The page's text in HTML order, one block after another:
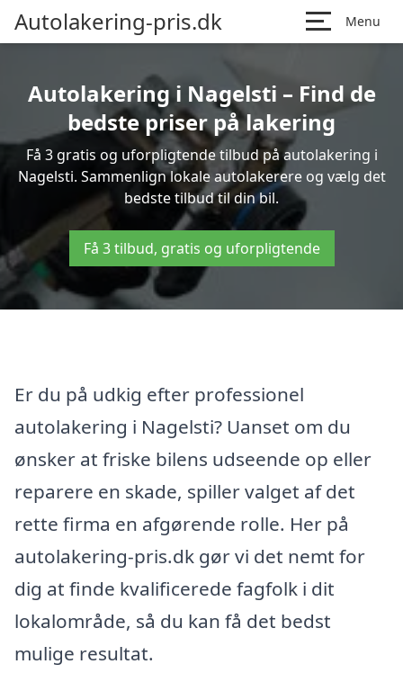
Autolakering-pris.dk Menu
Autolakering i Nagelsti – Find de
bedste priser på lakering
Få 3 gratis og uforpligtende tilbud på autolakering i
Nagelsti. Sammenlign lokale autolakerere og vælg det
bedste tilbud til din bil.
Få 3 tilbud, gratis og uforpligtende
Er du på udkig efter professionel
autolakering i Nagelsti? Uanset om du
ønsker at friske bilens udseende op eller
reparere en skade, spiller valget af det
rette firma en afgørende rolle. Her på
autolakering-pris.dk gør vi det nemt for
dig at finde kvalificerede fagfolk i dit
lokalområde, så du kan få det bedst
mulige resultat.